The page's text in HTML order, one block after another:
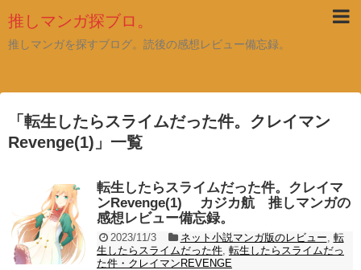
推しマンガ探ブロ。
推しマンガを探すブログ。読後の感想レビュー備忘録。
「 転生したらスライムだった件。クレイマン
Revenge(1) 」 一覧
転生したらスライムだった件。クレイマ
ンRevenge(1) カジカ航 推しマンガの
感想レビュー備忘録。
2023/11/3 ネット小説マンガ版のレビュー 転
生したらスライムだった件 転生したらスライムだっ
た件・クレイマンREVENGE